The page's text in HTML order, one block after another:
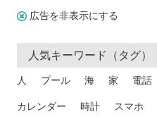
広告を非表示にする
人気キーワード（タグ）
人 プール 海 家 電話
カレンダー 時計 スマホ